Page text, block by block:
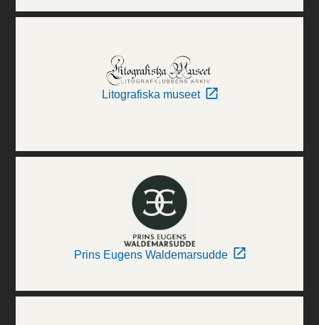
Litografiska museet
Prins Eugens Waldemarsudde